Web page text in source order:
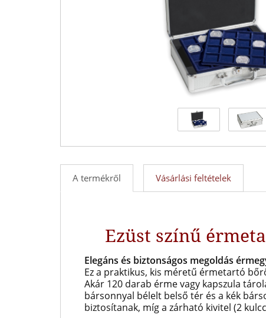
A termékről Vásárlási feltételek
Ezüst színű
Elegáns és biztonságos megoldás
Ez a praktikus, kis méretű érmetartó
Akár 120 darab érme vagy kapszula
bársonnyal bélelt belső tér és a kék
biztosítanak, míg a zárható kivitel (2